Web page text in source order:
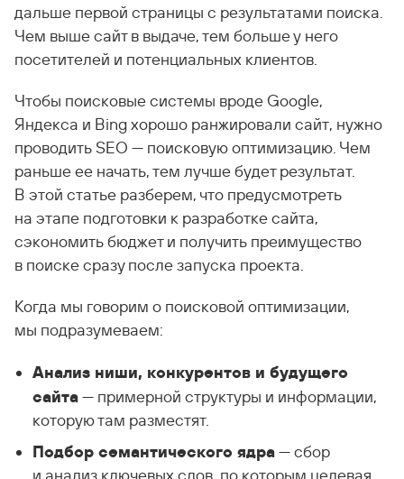
дальше первой страницы с результатами поиска.
Чем выше сайт в выдаче, тем больше у него
посетителей и потенциальных клиентов.
Чтобы поисковые системы вроде Google,
Яндекса и Bing хорошо ранжировали сайт, нужно
проводить SEO — поисковую оптимизацию. Чем
раньше ее начать, тем лучше будет результат.
В этой статье разберем, что предусмотреть
на этапе подготовки к разработке сайта,
сэкономить бюджет и получить преимущество
в поиске сразу после запуска проекта.
Когда мы говорим о поисковой оптимизации,
мы подразумеваем:
Анализ ниши, конкурентов и будущего
сайта— примерной структуры и информации,
которую там разместят.
Подбор семантического ядра— сбор